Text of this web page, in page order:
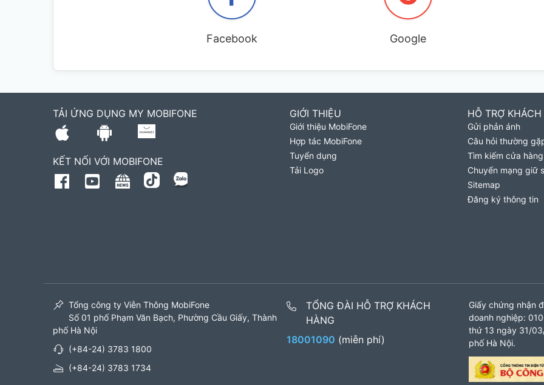
Facebook Google
TẢI ỨNG DỤNG MY MOBIFONE
KẾT NỐI VỚI MOBIFONE
GIỚI THIỆU
Giới thiệu MobiFone
Hợp tác MobiFone
Tuyển dụng
Tải Logo
HỖ TRỢ
Gửi phản ánh
Câu hỏi thường
Tìm kiếm cửa hàng
Chuyển mạng giữ
Sitemap
Đăng ký thông tin
Tổng công ty Viễn Thông MobiFone
Số 01 phố Phạm Văn Bạch, Phường Cầu Giấy, Thành
phố Hà Nội
(+84-24) 3783 1800
(+84-24) 3783 1734
TỔNG ĐÀI HỖ TRỢ KHÁCH
HÀNG
18001090 (miễn phí)
Giấy chứng nhận
doanh nghiệp:
thứ 13 ngày 31/
phố Hà Nội.